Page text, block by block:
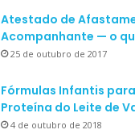
Atestado de
Acompanhante — o
25 de outubro de 2017
Fórmulas Infantis
Proteína do Leite de
4 de outubro de 2018